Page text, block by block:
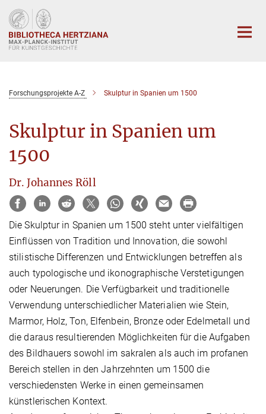
Hauptinhalt
Forschungsprojekte A-Z Skulptur in Spanien um 1500
Skulptur in Spanien um
1500
Dr. Johannes Röll
Die Skulptur in Spanien um 1500 steht unter vielfältigen
Einflüssen von Tradition und Innovation, die sowohl
stilistische Differenzen und Entwicklungen betreffen als
auch typologische und ikonographische Verstetigungen
oder Neuerungen. Die Verfügbarkeit und traditionelle
Verwendung unterschiedlicher Materialien wie Stein,
Marmor, Holz, Ton, Elfenbein, Bronze oder Edelmetall und
die daraus resultierenden Möglichkeiten für die Aufgaben
des Bildhauers sowohl im sakralen als auch im profanen
Bereich stellen in den Jahrzehnten um 1500 die
verschiedensten Werke in einen gemeinsamen
künstlerischen Kontext.